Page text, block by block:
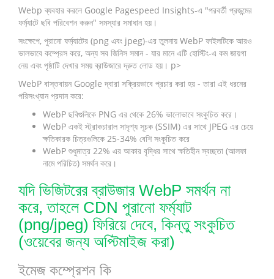
Webp ব্যবহার করলে Google Pagespeed Insights-এ "পরবর্তী প্রজন্মের
ফর্ম্যাটে ছবি পরিবেশন করুন" সমস্যার সমাধান হয়।
সংক্ষেপে, পুরানো ফর্ম্যাটের (png এবং jpeg)-এর তুলনায় WebP ফাইলটিকে আরও
ভালভাবে কম্প্রেস করে, অন্য সব জিনিস সমান - যার মানে এটি হোস্টিং-এ কম জায়গা
নেয় এবং পৃষ্ঠাটি দেখার সময় ব্রাউজারে দ্রুত লোড হয়। p>
WebP বাস্তবায়ন Google দ্বারা সক্রিয়ভাবে প্রচার করা হয় - তারা এই ধরনের
পরিসংখ্যান প্রদান করে:
WebP ছবিগুলিকে PNG এর থেকে 26% ভালোভাবে সংকুচিত করে।
WebP একই স্ট্রাকচারাল সাদৃশ্য সূচক (SSIM) এর সাথে JPEG এর চেয়ে
ক্ষতিকারক চিত্রগুলিকে 25-34% বেশি সংকুচিত করে
WebP শুধুমাত্র 22% এর আকার বৃদ্ধির সাথে ক্ষতিহীন স্বচ্ছতা (আলফা
নামে পরিচিত) সমর্থন করে।
যদি ভিজিটরের ব্রাউজার WebP সমর্থন না
করে, তাহলে CDN পুরানো ফর্ম্যাট
(png/jpeg) ফিরিয়ে দেবে, কিন্তু সংকুচিত
(ওয়েবের জন্য অপ্টিমাইজ করা)
ইমেজ কম্প্রেশন কি